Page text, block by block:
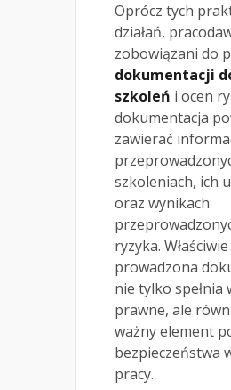
Oprócz tych
działań,
zobowiązani do
dokumentacji
szkoleń i ocen
dokumentacja
zawierać
szkoleniach, ich
oraz wynikach
ryzyka. Właściwie
prowadzona
nie tylko spełnia
prawne, ale
ważny element
bezpieczeństwa
pracy.